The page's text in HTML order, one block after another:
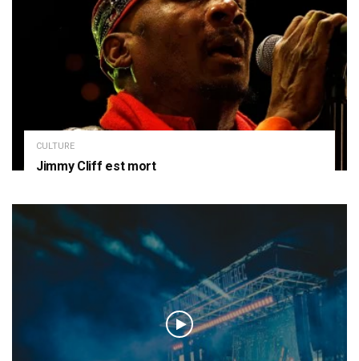
CULTURE
Jimmy Cliff est mort